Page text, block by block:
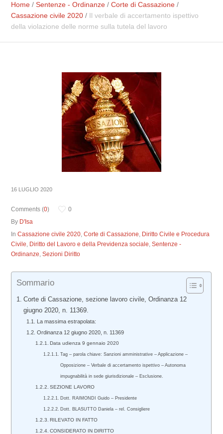
Home /Sentenze - Ordinanze /Corte di Cassazione /
Cassazione civile 2020 / Il verbale di accertamento ispettivo
della violazione delle norme sulla tutela del lavoro
16 LUGLIO 2020
Comments (0)
0
By D'Isa
InCassazione civile 2020,Corte di Cassazione, Diritto Civile e Procedura
Civile, Diritto del Lavoro e della Previdenza sociale,Sentenze -
Ordinanze,Sezioni Diritto
Sommario
Corte di Cassazione, sezione lavoro civile, Ordinanza 12
giugno 2020, n. 11369.
La massima estrapolata:
Ordinanza 12 giugno 2020, n. 11369
Data udienza 9 gennaio 2020
Tag – parola chiave: Sanzioni amministrative – Applicazione –
Opposizione – Verbale di accertamento ispettivo – Autonoma
impugnabilità in sede giurisdizionale – Esclusione.
SEZIONE LAVORO
Dott. RAIMONDI Guido – Presidente
Dott. BLASUTTO Daniela – rel. Consigliere
RILEVATO IN FATTO
CONSIDERATO IN DIRITTO